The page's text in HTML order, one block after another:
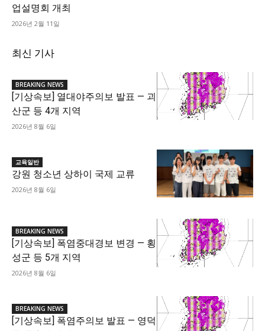
업설명회 개최
2026년 2월 11일
최신 기사
BREAKING NEWS
[기상속보] 열대야주의보 발표 — 괴
산군 등 4개 지역
2026년 8월 6일
교육일반
강원 청소년 상하이 국제 교류
2026년 8월 6일
BREAKING NEWS
[기상속보] 폭염중대경보 변경 — 횡
성군 등 5개 지역
2026년 8월 6일
BREAKING NEWS
[기상속보] 폭염주의보 발표 — 영덕